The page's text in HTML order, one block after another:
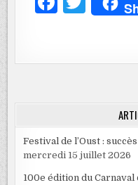
e
o
k
w
te
Festival de l’Oust :
mercredi 15 juillet 2026
100e édition du